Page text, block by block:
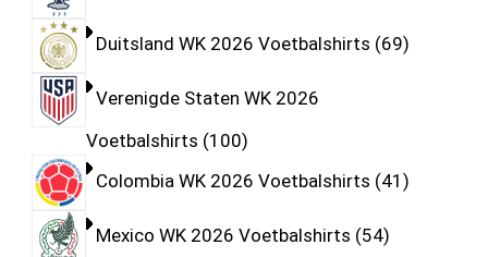
Duitsland WK 2026 Voetbalshirts 69
Verenigde Staten WK 2026
Voetbalshirts 100
Colombia WK 2026 Voetbalshirts 41
Mexico WK 2026 Voetbalshirts 54